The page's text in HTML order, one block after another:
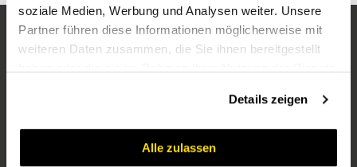
soziale Medien, Werbung und Analysen weiter. Unsere
Partner führen diese Informationen möglicherweise mit
weiteren Daten zusammen, die Sie ihnen bereitgestellt
Details zeigen
Alle zulassen